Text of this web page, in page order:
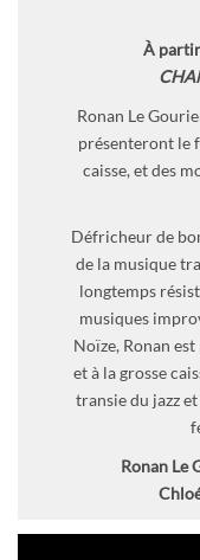
À
Ronan Le
présenteront le
caisse, et des
Défricheur de
de la musique
longtemps
musiques
Noïze, Ronan
et à la grosse
transie du jazz
Ronan Le